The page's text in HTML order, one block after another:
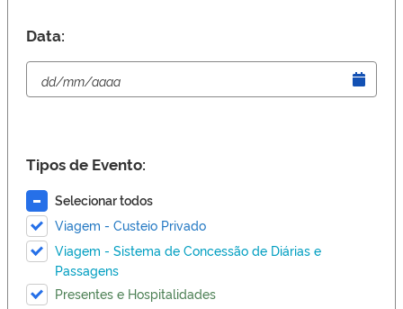
Data:
Tipos de Evento:
Selecionar todos
Viagem - Custeio Privado
Viagem - Sistema de Concessão de Diárias e
Passagens
Presentes e Hospitalidades